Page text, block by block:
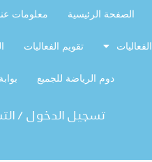
الصفحة الرئيسية معلومات
الفعاليات تقويم الفعاليات
دوم الرياضة للجميع
تسجيل الدخول /